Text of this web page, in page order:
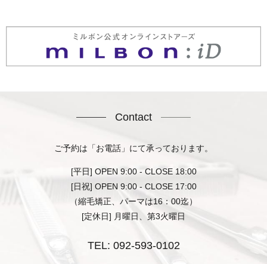
Contact
ご予約は「お電話」にて承っております。
[平日] OPEN 9:00 - CLOSE 18:00
[日祝] OPEN 9:00 - CLOSE 17:00
（縮毛矯正、パーマは16：00迄）
[定休日] 月曜日、第3火曜日
TEL: 092-593-0102